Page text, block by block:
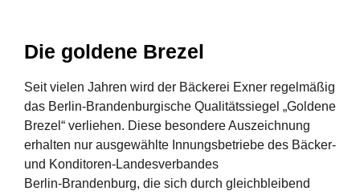
Die goldene Brezel
Seit vielen Jahren wird der Bäckerei Exner regelmäßig
das Berlin‑Brandenburgische Qualitätssiegel „Goldene
Brezel“ verliehen. Diese besondere Auszeichnung
erhalten nur ausgewählte Innungsbetriebe des Bäcker‑
und Konditoren‑Landesverbandes
Berlin‑Brandenburg, die sich durch gleichbleibend